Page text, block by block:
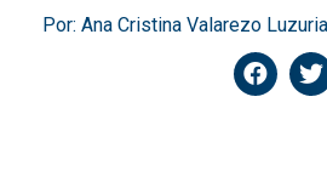
Por: Ana Cristina Valarezo